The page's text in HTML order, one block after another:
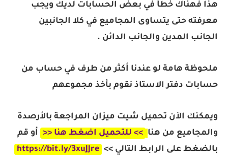
هذا فهناك خطأ في بعض الحسابات لديك ويجب
معرفته حتى يتساوى المجاميع في كلا الجانبين
الجانب المدين والجانب الدائن .
ملحوظة هامة لو عندنا أكثر من طرف في حساب من
حسابات دفتر الاستاذ نقوم بأخذ مجموعهم
ويمكنك الآن تحميل شيت ميزان المراجعة بالأرصدة
والمجاميع من هنا >> للتحميل اضغط هنا <<
أو قم
بالضغط على الرابط التالي >> https://bit.ly/3xuJJre